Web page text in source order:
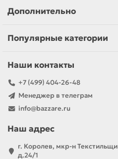
Дополнительно
Популярные категории
Наши контакты
+7 (499) 404-26-48
Менеджер в телеграм
info@bazzare.ru
Наш адрес
г. Королев, мкр-н
д.24/1